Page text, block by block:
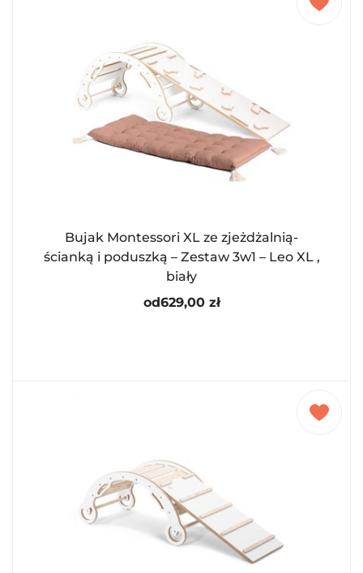
Bujak Montessori XL ze zjeżdżalnią-
ścianką i poduszką – Zestaw 3w1 – Leo XL ,
biały
od629,00 zł